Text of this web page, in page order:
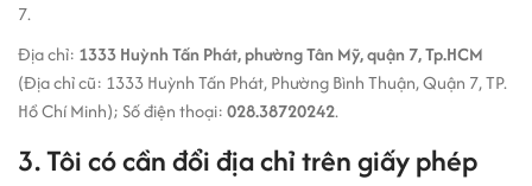
7.
Địa chỉ: 1333 Huỳnh Tấn Phát, phường Tân Mỹ, quận 7, Tp.HCM
(Địa chỉ cũ: 1333 Huỳnh Tấn Phát, Phường Bình Thuận, Quận 7, TP.
Hồ Chí Minh); Số điện thoại:028.38720242.
3. Tôi có cần đổi địa chỉ trên giấy phép